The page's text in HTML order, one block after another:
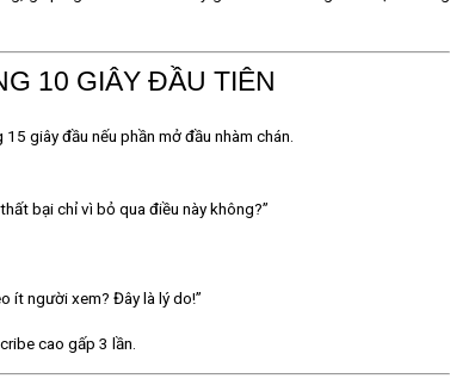
10 GIÂY ĐẦU TIÊN
15 giây đầu nếu phần mở đầu nhàm chán.
bại chỉ vì bỏ qua điều này không?”
ít người xem? Đây là lý do!”
cao gấp 3 lần.